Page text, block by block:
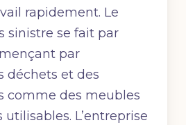
rapidement. Le
sinistre se fait par
par
déchets et des
comme des meubles
L’entreprise